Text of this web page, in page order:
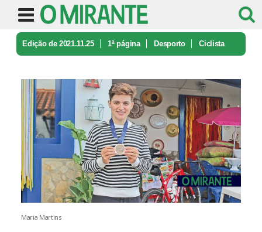
Edição de 2021.11.25 1ª página Desporto Ciclista
Maria Martins